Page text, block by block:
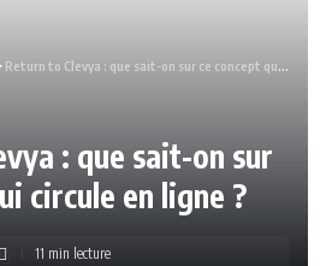
Return to Clevya : que sait-on sur ce concept qui circule en ligne ?
: que sait-on sur
circule en ligne ?
11 min lecture